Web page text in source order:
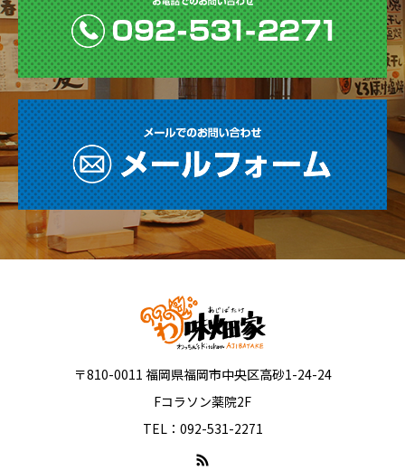
〒810-0011 福岡県福岡市中央区高砂1-24-24
Fコラソン薬院2F
TEL：092-531-2271